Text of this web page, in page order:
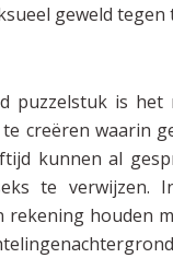
geweld tegen
puzzelstuk is
creëren waarin
kunnen al
te verwijzen.
rekening houden